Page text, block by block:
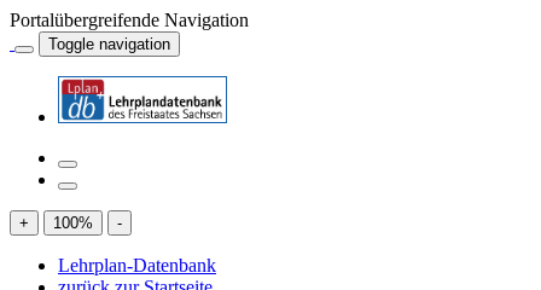
Portalübergreifende Navigation
Toggle navigation
+ 100% -
Lehrplan-Datenbank